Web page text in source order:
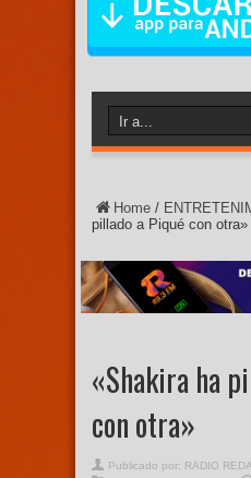
Home /
pillado a Piqué con otra»
«Shakira ha
con otra»
Publicado por: RADIO